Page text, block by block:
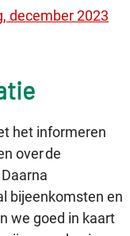
december 2023
het informeren
over de
bijeenkomsten en
we goed in kaart